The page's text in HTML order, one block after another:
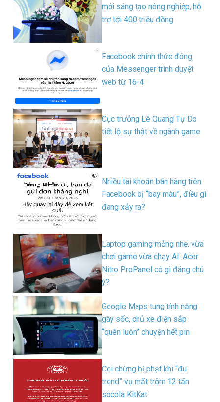
mới sáng tạo nông nghiệp, hỗ
trợ tới 400 triệu đồng
Facebook chính thức đóng
cửa Messenger trình duyệt
web từ 16-4
Cục trưởng Lê Quang Tự Do
tiết lộ sự thật về ngành game
Nhiều tài khoản bán hàng trên
Facebook bị “bay màu”, điều gì
đang xảy ra?
Laptop gaming mỏng nhẹ, vừa
chơi game vừa chạy AI: Acer
Nitro ProPanel có gì đáng chú
ý?
Google Maps tung tính năng
gây sốc, chủ xe điện sắp
“quên luôn” chuyện hết pin
Coi chừng bị phạt khi “đu
trend” vụ mất trộm 12 tấn
socola KitKat